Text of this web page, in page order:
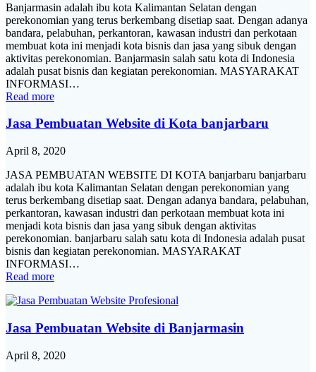
Banjarmasin adalah ibu kota Kalimantan Selatan dengan
perekonomian yang terus berkembang disetiap saat. Dengan adanya
bandara, pelabuhan, perkantoran, kawasan industri dan perkotaan
membuat kota ini menjadi kota bisnis dan jasa yang sibuk dengan
aktivitas perekonomian. Banjarmasin salah satu kota di Indonesia
adalah pusat bisnis dan kegiatan perekonomian. MASYARAKAT
INFORMASI…
Read more
Jasa Pembuatan Website di Kota banjarbaru
April 8, 2020
JASA PEMBUATAN WEBSITE DI KOTA banjarbaru banjarbaru
adalah ibu kota Kalimantan Selatan dengan perekonomian yang
terus berkembang disetiap saat. Dengan adanya bandara, pelabuhan,
perkantoran, kawasan industri dan perkotaan membuat kota ini
menjadi kota bisnis dan jasa yang sibuk dengan aktivitas
perekonomian. banjarbaru salah satu kota di Indonesia adalah pusat
bisnis dan kegiatan perekonomian. MASYARAKAT
INFORMASI…
Read more
Jasa Pembuatan Website di Banjarmasin
April 8, 2020